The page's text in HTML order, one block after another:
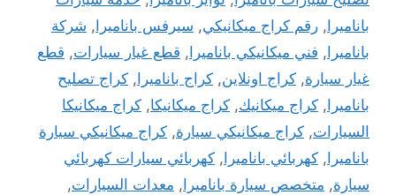
باناميرا , رقم كراج ميكانيكي, سيرفس باناميرا , شركة
باناميرا , فني ميكانيكي باناميرا , قطع غيار سيارات, قطع
غيار سيارة, كراج اونلاين, كراج باناميرا , كراج تصليح
باناميرا , كراج ميكانيك, كراج ميكانيكا, كراج ميكانيكا
السيارات, كراج ميكانيكي سيارة, كراج ميكانيكي سيارة
باناميرا , كهربائي باناميرا , كهربائي سيارات كهربائي
سيارة, متخصص سيارة باناميرا , معدات السيارات,